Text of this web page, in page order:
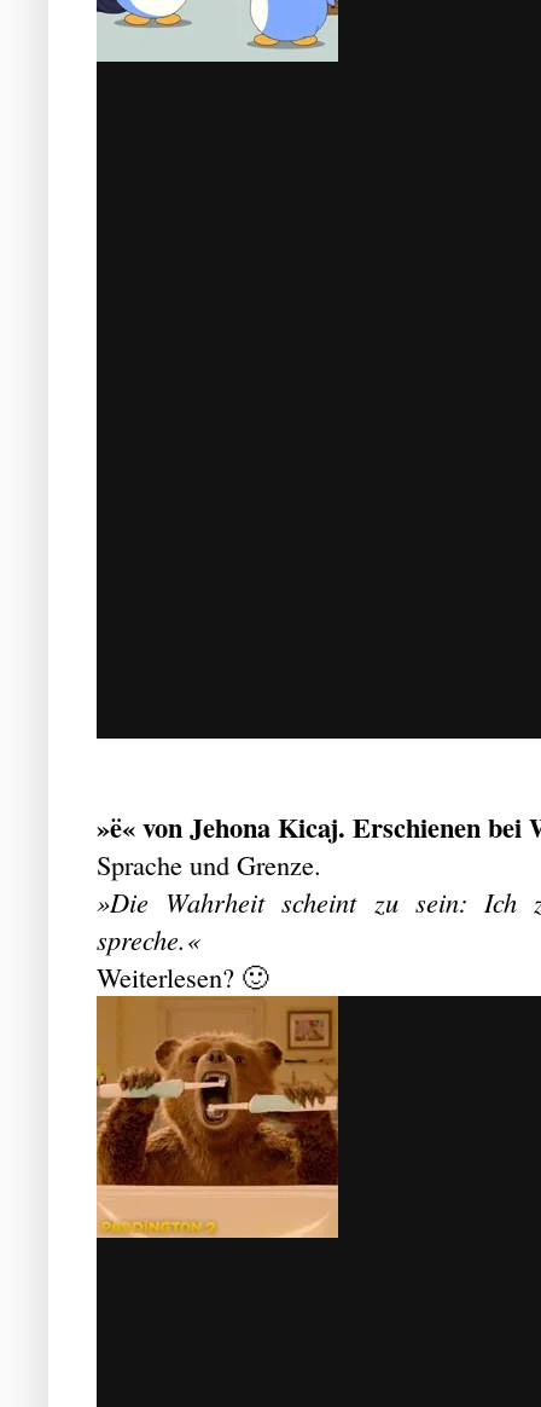
»ë« von Jehona Kicaj. Erschienen bei
Sprache und Grenze.
»Die Wahrheit scheint zu sein: Ich
spreche.«
Weiterlesen? 🙂